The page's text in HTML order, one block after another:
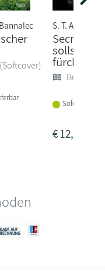
S. T. Abby
Secret -
sollst
fürchten
Buch
Sofort
€12,00